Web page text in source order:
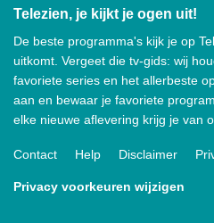
Telezien, je kijkt je ogen uit!
De beste programma's kijk je op
uitkomt. Vergeet die tv-gids: wij
favoriete series en het allerbeste
aan en bewaar je favoriete
elke nieuwe aflevering krijg je van
Contact Help Disclaimer
Privacy voorkeuren wijzigen